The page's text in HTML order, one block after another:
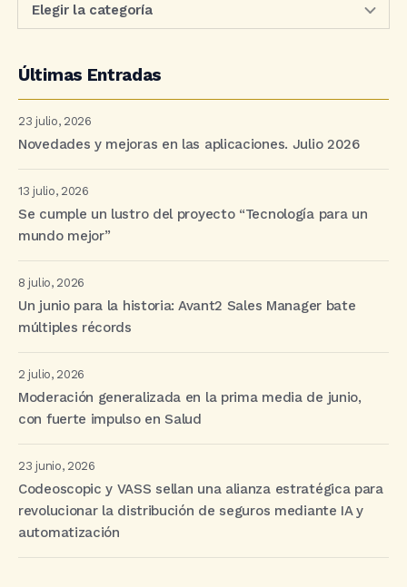
Últimas Entradas
23 julio, 2026
Novedades y mejoras en las aplicaciones. Julio 2026
13 julio, 2026
Se cumple un lustro del proyecto “Tecnología para un
mundo mejor”
8 julio, 2026
Un junio para la historia: Avant2 Sales Manager bate
múltiples récords
2 julio, 2026
Moderación generalizada en la prima media de junio,
con fuerte impulso en Salud
23 junio, 2026
Codeoscopic y VASS sellan una alianza estratégica para
revolucionar la distribución de seguros mediante IA y
automatización